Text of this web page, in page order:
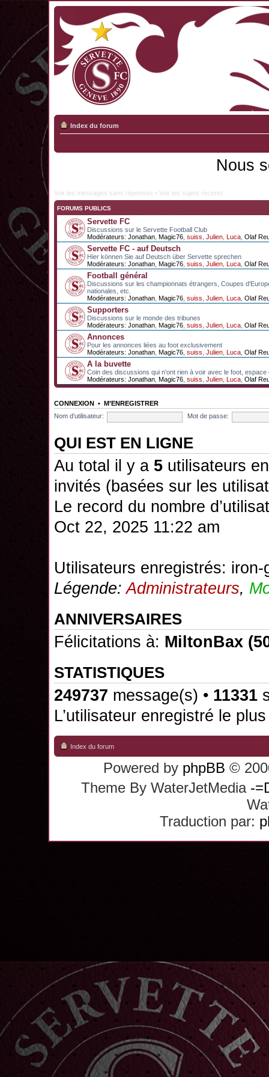
Index du forum
Nous
Voir les messages sans réponses • Voir les sujets récents
FORUMS PUBLICS
Servette FC
Discussions sur le Servette Football Club
Modérateurs: Jonathan Magic76 suiss Julien Luca Olaf
Servette FC - auf Deutsch
Hier können Sie auf Deutsch über Servette sprechen
Modérateurs: Jonathan Magic76 suiss Julien Luca Olaf
Football général
Discussions sur les championnats étrangers, Coupes
nationales, etc.
Modérateurs: Jonathan Magic76 suiss Julien Luca Olaf
Supporters
Discussions sur le monde des tribunes
Modérateurs: Jonathan Magic76 suiss Julien Luca Olaf
Annonces
Pour les annonces liées au foot exclusivement
Modérateurs: Jonathan Magic76 suiss Julien Luca Olaf
A la buvette
Coin des discussions qui n'ont rien à voir avec le foot, espace
Modérateurs: Jonathan Magic76 suiss Julien Luca Olaf
CONNEXION • M’ENREGISTRER
Nom d’utilisateur:
Mot de passe:
QUI EST EN LIGNE
Au total il y a 5 utilisateurs
invités (basées sur les
Le record du nombre
Oct 22, 2025 11:22 am
Utilisateurs enregistrés: iron-
Légende:Administrateurs,
ANNIVERSAIRES
Félicitations à: MiltonBax
STATISTIQUES
249737 message(s) • 11331
L’utilisateur enregistré le
Index du forum
Powered by phpBB ©
Theme By WaterJetMedia -
Traduction par: